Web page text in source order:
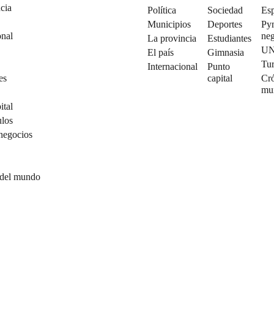
mundo
Política
Municipios
La provincia
El país
Internacional
Sociedad
Deportes
Estudiantes
Gimnasia
Punto
capital